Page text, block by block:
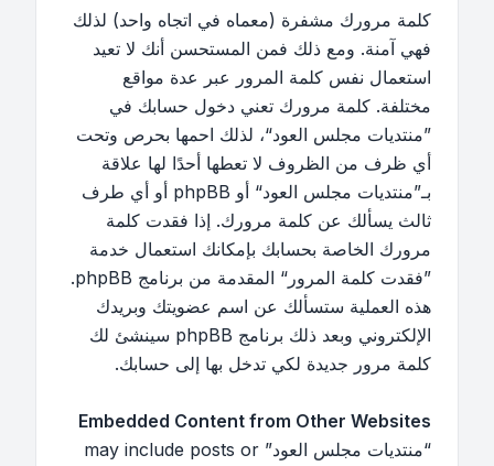
كلمة مرورك مشفرة (معماه في اتجاه واحد) لذلك
فهي آمنة. ومع ذلك فمن المستحسن أنك لا تعيد
استعمال نفس كلمة المرور عبر عدة مواقع
مختلفة. كلمة مرورك تعني دخول حسابك في
”منتديات مجلس العود“، لذلك احمها بحرص وتحت
أي ظرف من الظروف لا تعطها أحدًا لها علاقة
بـ”منتديات مجلس العود“ أو phpBB أو أي طرف
ثالث يسألك عن كلمة مرورك. إذا فقدت كلمة
مرورك الخاصة بحسابك بإمكانك استعمال خدمة
”فقدت كلمة المرور“ المقدمة من برنامج phpBB.
هذه العملية ستسألك عن اسم عضويتك وبريدك
الإلكتروني وبعد ذلك برنامج phpBB سينشئ لك
كلمة مرور جديدة لكي تدخل بها إلى حسابك.
Embedded Content from Other Websites
“منتديات مجلس العود” may include posts or